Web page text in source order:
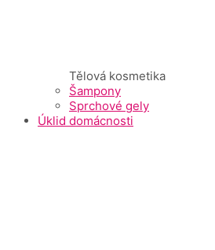
Tělová kosmetika
Šampony
Sprchové gely
Úklid domácnosti